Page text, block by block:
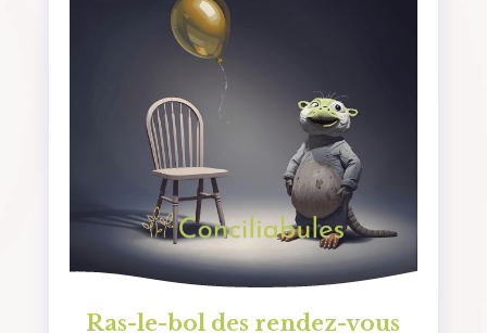
Ras-le-bol des rendez-vous